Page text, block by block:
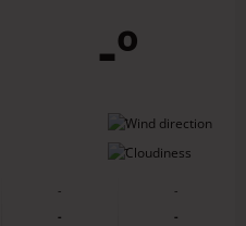
-º
-
-
-
-
-
-